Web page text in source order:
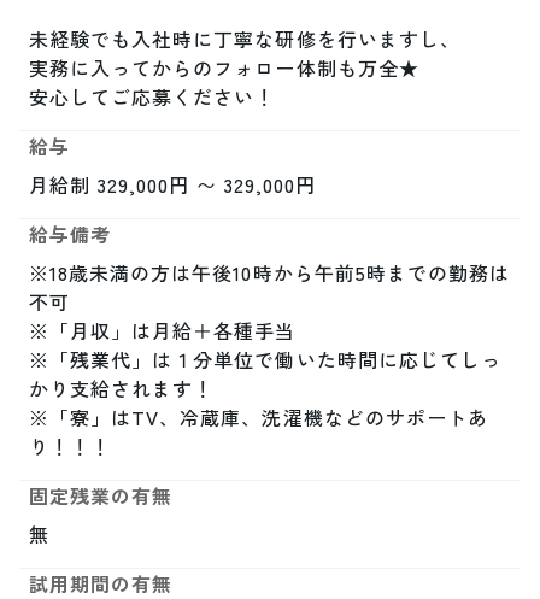
未経験でも入社時に丁寧な研修を行いますし、
実務に入ってからのフォロー体制も万全★
安心してご応募ください！
給与
月給制 329,000円 〜 329,000円
給与備考
※18歳未満の方は午後10時から午前5時までの勤務は
不可
※「月収」は月給＋各種手当
※「残業代」は１分単位で働いた時間に応じてしっ
かり支給されます！
※「寮」はTV、冷蔵庫、洗濯機などのサポートあ
り！！！
固定残業の有無
無
試用期間の有無